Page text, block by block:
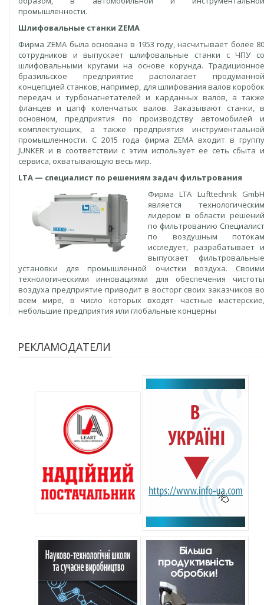
промышленности.
Шлифовальные станки ZEMA
Фирма ZEMA была основана в 1953 году, насчитывает более 80
сотрудников и выпускает шлифовальные станки с ЧПУ со
шлифовальными кругами на основе корунда. Традиционное
бразильское предприятие располагает продуманной
концепцией станков, например, для шлифования валов коробок
передач и турбонагнетателей и карданных валов, а также
фланцев и цапф коленчатых валов. Заказывают станки, в
основном, предприятия по производству автомобилей и
комплектующих, а также предприятия инструментальной
промышленности. С 2015 года фирма ZEMA входит в группу
JUNKER и в соответствии с этим использует ее сеть сбыта и
сервиса, охватывающую весь мир.
LTA — специалист по решениям задач фильтрования
Фирма LTA Lufttechnik GmbH
является технологическим
лидером в области решений
по фильтрованию Специалист
по воздушным потокам
исследует, разрабатывает и
выпускает фильтровальные
установки для промышленной очистки воздуха. Своими
технологическими инновациями для обеспечения чистоты
воздуха предприятие приводит в восторг своих заказчиков во
всем мире, в число которых входят частные мастерские,
небольшие предприятия или глобальные концерны
РЕКЛАМОДАТЕЛИ